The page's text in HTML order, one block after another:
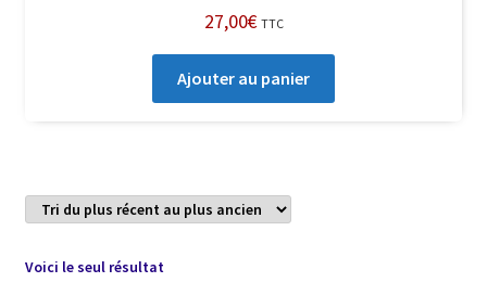
27,00€ TTC
Ajouter au panier
Voici le seul résultat